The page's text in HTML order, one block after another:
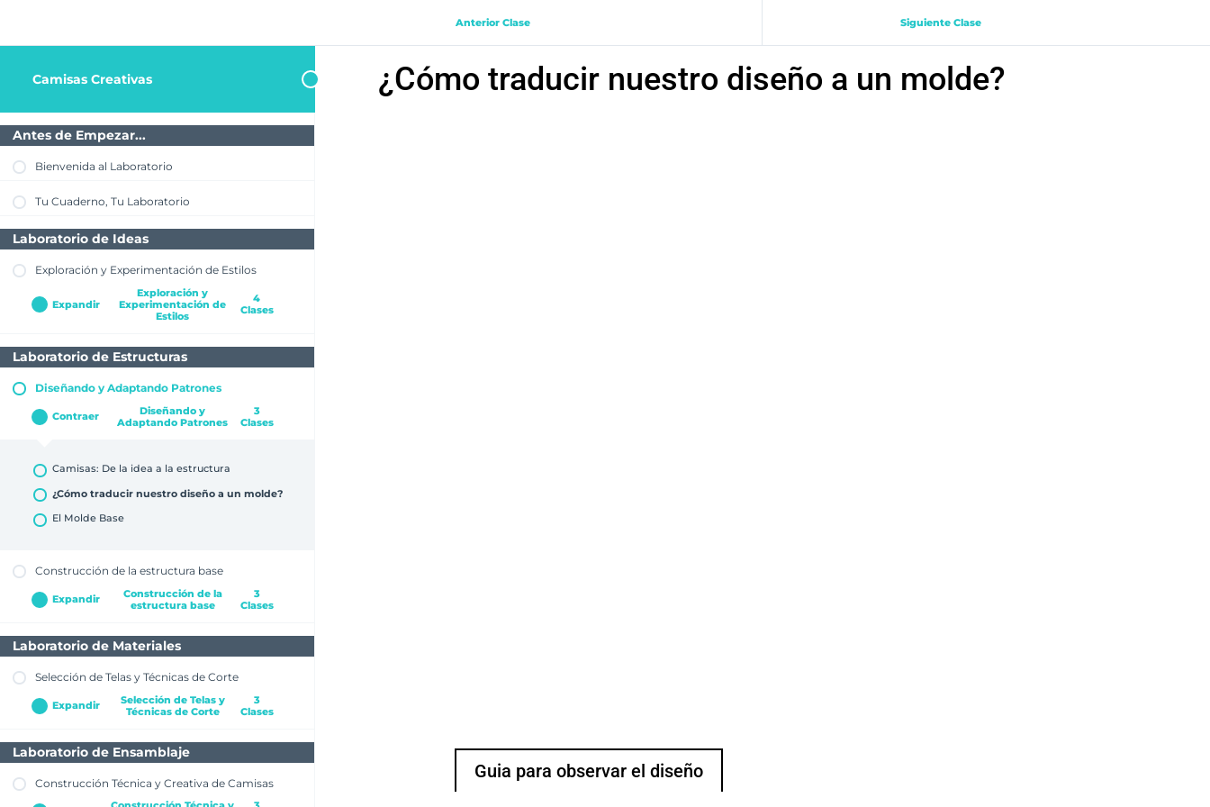
Camisas Creativas
Antes de Empezar...
Bienvenida al Laboratorio
Tu Cuaderno, Tu Laboratorio
Laboratorio de Ideas
Exploración y Experimentación de Estilos
Expandir
Exploración y
Experimentación de
Estilos
4
Clases
Exploración del Universo Creativo
Fase 1: Inspiración y Referencias
Fase 2: Experimentación y Estilo Personal
Laboratorio de Estructuras
Diseñando y Adaptando Patrones
Contraer
Diseñando y
Adaptando Patrones
3
Clases
Camisas: De la idea a la estructura
¿Cómo traducir nuestro diseño a un molde?
El Molde Base
Construcción de la estructura base
Expandir
Construcción de la
estructura base
3
Clases
La Camisa Clásica
La Camisa Entallada
La Camisa Oversize
Laboratorio de Materiales
Selección de Telas y Técnicas de Corte
Expandir
Selección de Telas y
Técnicas de Corte
3
Clases
Eligiendo la Tela Perfecta para tu Camisa
Creando tu Muestrario de Telas para camisas
Laboratorio de Ensamblaje
Construcción Técnica y Creativa de Camisas
Anterior Clase Siguiente Clase
¿Cómo traducir nuestro diseño a un molde?
Guia para observar el diseño